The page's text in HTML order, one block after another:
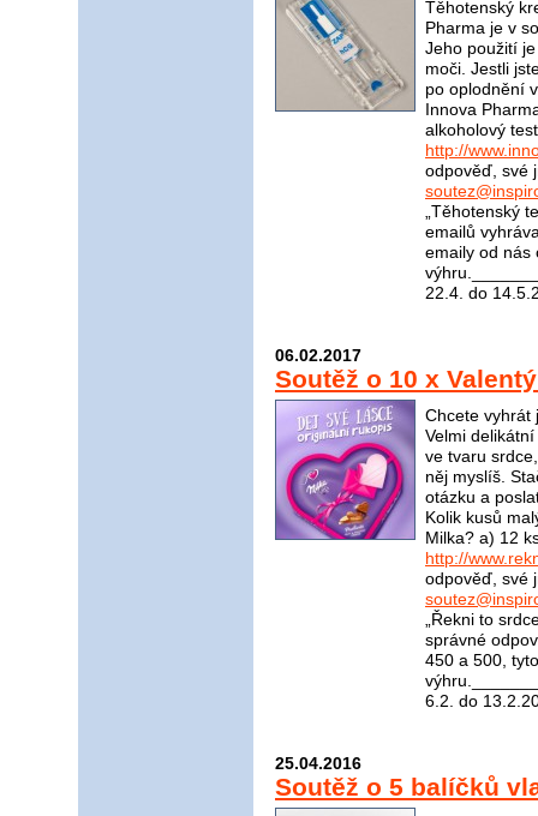
Těhotenský
Pharma je v
Jeho použití
moči. Jestli
po oplodnění
Innova
alkoholový
http://
odpověď, své
„Těhotenský
emailů
emaily od nás
22.4. do
06.02.2017
Soutěž o 10 x
Chcete vyhrát
Velmi
ve tvaru
něj myslíš.
otázku a
Kolik kusů
Milka? a) 12
http://
odpověď, své
„Řekni to
správné
450 a 500,
6.2. do
25.04.2016
Soutěž o 5 balíčků